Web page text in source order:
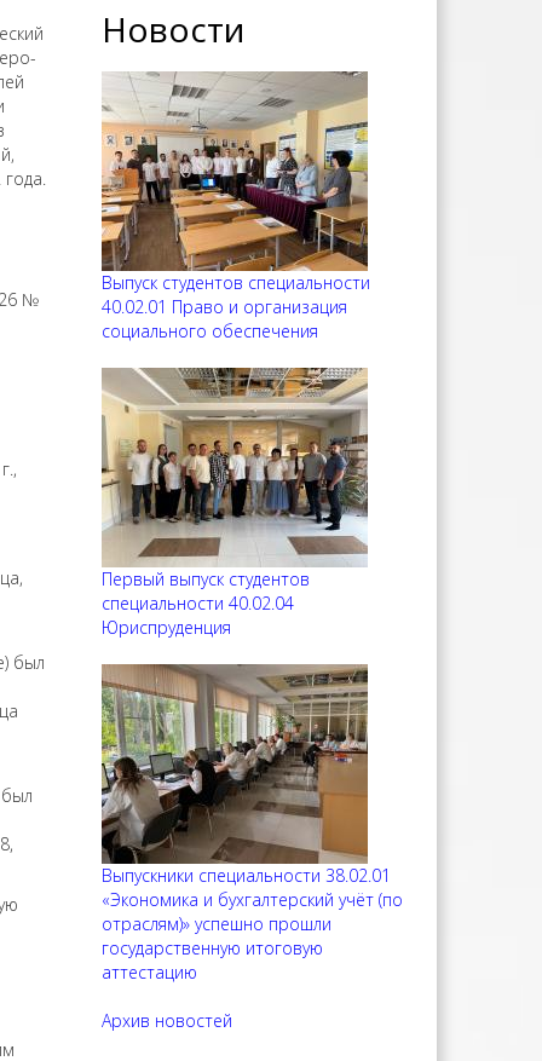
26 №
был
Новости
Выпуск студентов специальности
40.02.01 Право и организация
социального обеспечения
Первый выпуск студентов
специальности 40.02.04
Юриспруденция
Выпускники специальности 38.02.01
«Экономика и бухгалтерский учёт (по
отраслям)» успешно прошли
государственную итоговую
аттестацию
Архив новостей